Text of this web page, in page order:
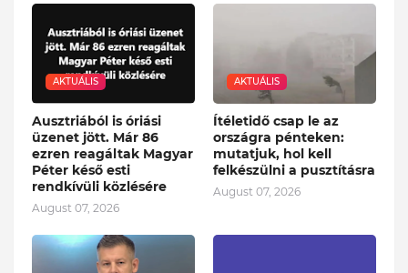
AKTUÁLIS
Ausztriából is óriási
üzenet jött. Már 86
ezren reagáltak Magyar
Péter késő esti
rendkívüli közlésére
August 07, 2026
AKTUÁLIS
Ítéletidő csap le az
országra pénteken:
mutatjuk, hol kell
felkészülni a pusztításra
August 07, 2026